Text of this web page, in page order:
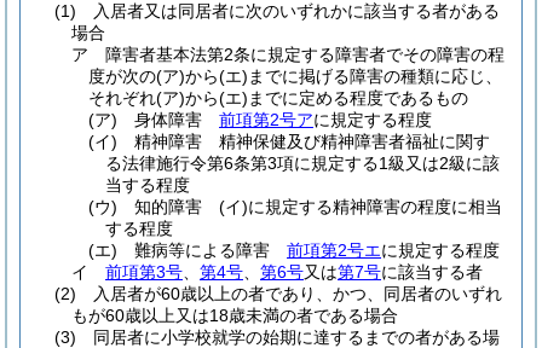
(1)
入居者又は同居者に次のいずれかに該当する者がある
場合
ア
障害者基本法第2条に規定する障害者でその障害の程
度が次の(ア)から(エ) までに掲げる障害の種類に応じ、
それぞれ(ア)から(エ) までに定める程度であるもの
(ア)
身体障害前項第2号アに規定する程度
(イ)
精神障害 精神保健及び精神障害者福祉に関す
る法律施行令第6条第3項に規定する1級又は2級に該
当する程度
(ウ)
知的障害(イ)に規定する精神障害の程度に相当
する程度
(エ)
難病等による障害前項第2号エに規定する程度
イ
前項第3号 第4号 第6号又は第7号に該当する者
(2)
入居者が60歳以上の者であり、かつ、同居者のいずれ
もが60歳以上又は18歳未満の者である場合
(3)
同居者に小学校就学の始期に達するまでの者がある場